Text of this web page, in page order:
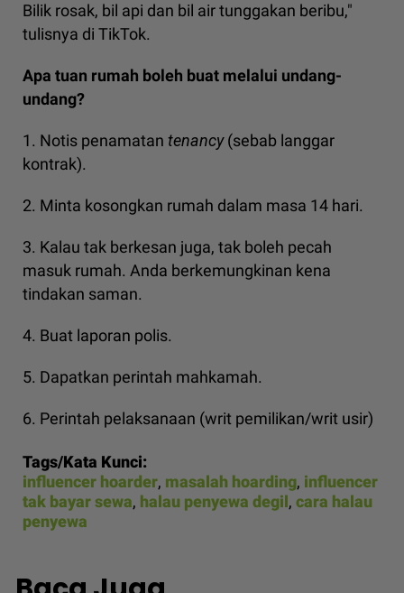
Bilik rosak, bil api dan bil air tunggakan beribu,"
tulisnya di TikTok.
Apa tuan rumah boleh buat melalui undang-
undang?
1. Notis penamatan tenancy(sebab langgar
kontrak).
2. Minta kosongkan rumah dalam masa 14 hari.
3. Kalau tak berkesan juga, tak boleh pecah
masuk rumah. Anda berkemungkinan kena
tindakan saman.
4. Buat laporan polis.
5. Dapatkan perintah mahkamah.
6. Perintah pelaksanaan (writ pemilikan/writ usir)
Tags/Kata Kunci:
influencer hoarder, masalah hoarding, influencer
tak bayar sewa, halau penyewa degil, cara halau
penyewa